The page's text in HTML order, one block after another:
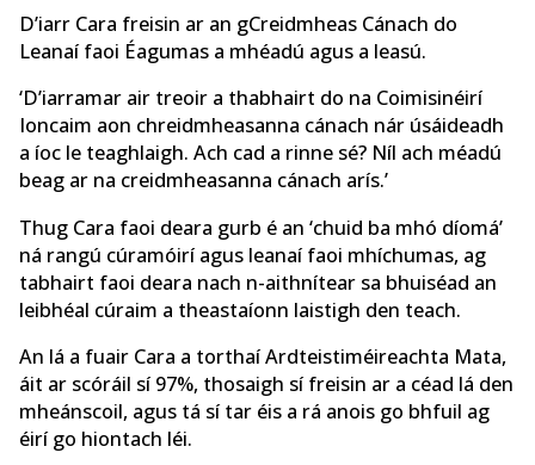
D’iarr Cara freisin ar an gCreidmheas Cánach do
Leanaí faoi Éagumas a mhéadú agus a leasú.
‘D’iarramar air treoir a thabhairt do na Coimisinéirí
Ioncaim aon chreidmheasanna cánach nár úsáideadh
a íoc le teaghlaigh. Ach cad a rinne sé? Níl ach méadú
beag ar na creidmheasanna cánach arís.’
Thug Cara faoi deara gurb é an ‘chuid ba mhó díomá’
ná rangú cúramóirí agus leanaí faoi mhíchumas, ag
tabhairt faoi deara nach n-aithnítear sa bhuiséad an
leibhéal cúraim a theastaíonn laistigh den teach.
An lá a fuair Cara a torthaí Ardteistiméireachta Mata,
áit ar scóráil sí 97%, thosaigh sí freisin ar a céad lá den
mheánscoil, agus tá sí tar éis a rá anois go bhfuil ag
éirí go hiontach léi.